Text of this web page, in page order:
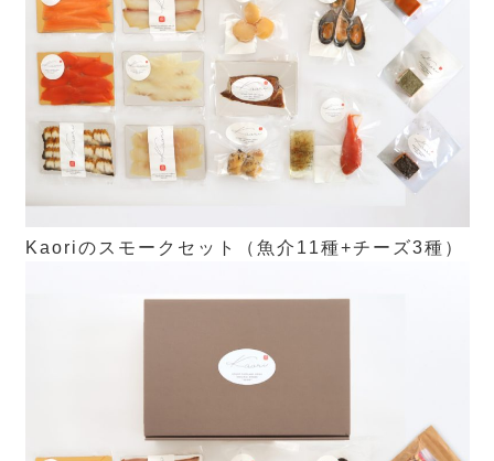
Kaoriのスモークセット（魚介11種+チーズ3種）